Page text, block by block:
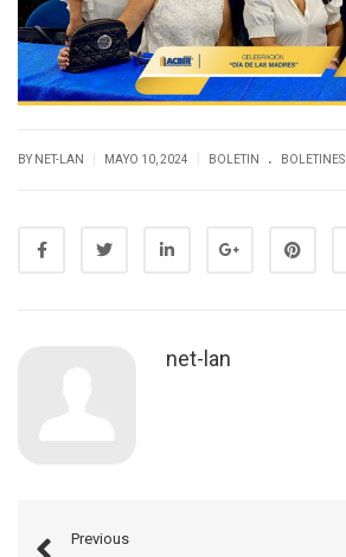
BY NET-LAN MAYO 10, 2024 BOLETIN . BOLETINES
net-lan
Previous